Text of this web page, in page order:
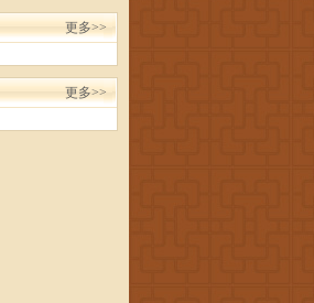
更多>>
更多>>